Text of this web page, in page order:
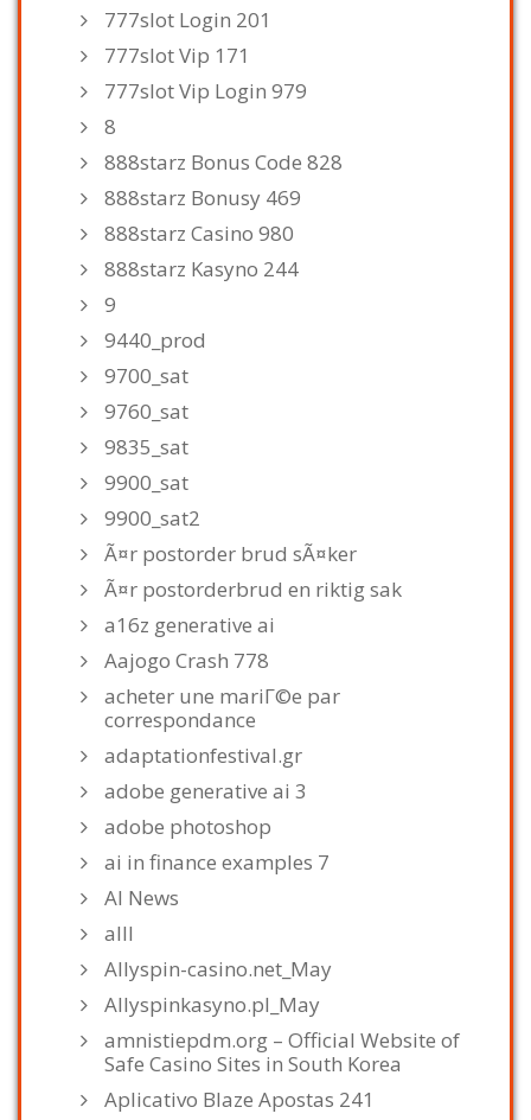
777slot Login 201
777slot Vip 171
777slot Vip Login 979
8
888starz Bonus Code 828
888starz Bonusy 469
888starz Casino 980
888starz Kasyno 244
9
9440_prod
9700_sat
9760_sat
9835_sat
9900_sat
9900_sat2
Ã¤r postorder brud sÃ¤ker
Ã¤r postorderbrud en riktig sak
a16z generative ai
Aajogo Crash 778
acheter une mariГ©e par
correspondance
adaptationfestival.gr
adobe generative ai 3
adobe photoshop
ai in finance examples 7
AI News
alll
Allyspin-casino.net_May
Allyspinkasyno.pl_May
amnistiepdm.org – Official Website of
Safe Casino Sites in South Korea
Aplicativo Blaze Apostas 241